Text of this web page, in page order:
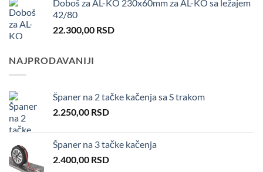
Doboš za AL-KO 230x60mm za AL-KO sa ležajem
42/80
22.300,00 RSD
NAJPRODAVANIJI
Španer na 2 tačke kačenja sa S trakom
2.250,00 RSD
Španer na 3 tačke kačenja
2.400,00 RSD